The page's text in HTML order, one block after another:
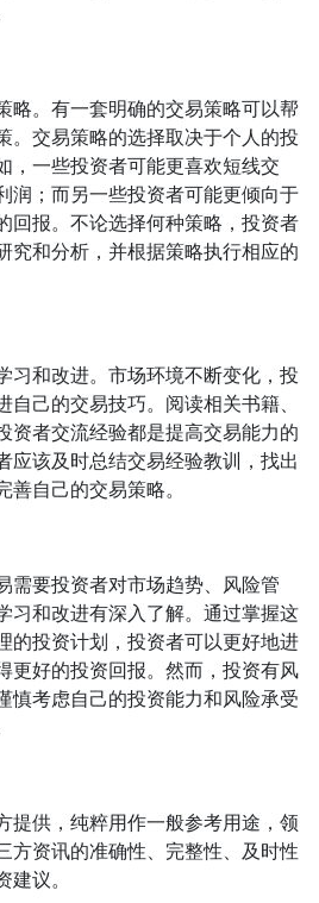
略。有一套明确的交易策略可以帮
。交易策略的选择取决于个人的投
，一些投资者可能更喜欢短线交
润；而另一些投资者可能更倾向于
回报。不论选择何种策略，投资者
究和分析，并根据策略执行相应的
习和改进。市场环境不断变化，投
自己的交易技巧。阅读相关书籍、
资者交流经验都是提高交易能力的
应该及时总结交易经验教训，找出
自己的交易策略。
需要投资者对市场趋势、风险管
习和改进有深入了解。通过掌握这
的投资计划，投资者可以更好地进
更好的投资回报。然而，投资有风
慎考虑自己的投资能力和风险承受
提供，纯粹用作一般参考用途，领
方资讯的准确性、完整性、及时性
议。